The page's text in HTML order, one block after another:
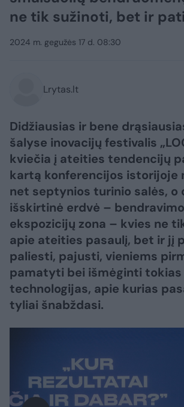
ne tik sužinoti, bet ir
2024 m. gegužės 17 d. 08:30
Lrytas.lt
Didžiausias ir bene
šalyse inovacijų festivalis
kviečia į ateities tendencijų
kartą konferencijos istorijoje
net septynios turinio salės, o
išskirtinė erdvė –
ekspozicijų zona – kvies ne
apie ateities pasaulį, bet ir jį
paliesti, pajusti, vieniems
pamatyti bei išmėginti tokias
technologijas, apie kurias
tyliai šnabždasi.